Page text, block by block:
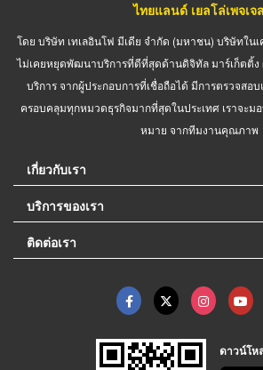
ไทยแลนด์ เยลโล่เพจเจ
โดย บริษัท เทเลอินโฟ มีเดีย จำกัด (มหาชน) บริษัทในเ
ไม่เคยหยุดพัฒนาบริการที่ดีที่สุดด้านดิจิทัล มาร์เก็ตติ้ง
บริการ จากผู้ประกอบการที่เชื่อถือได้ มีการตรวจสอ
ครอบคลุมทุกหมวดธุรกิจมากที่สุดในประเทศ เราจะม
หมาย จากทีมงานคุณภาพ
เกี่ยวกับเรา
บริการของเรา
ติดต่อเรา
ดาวน์โห